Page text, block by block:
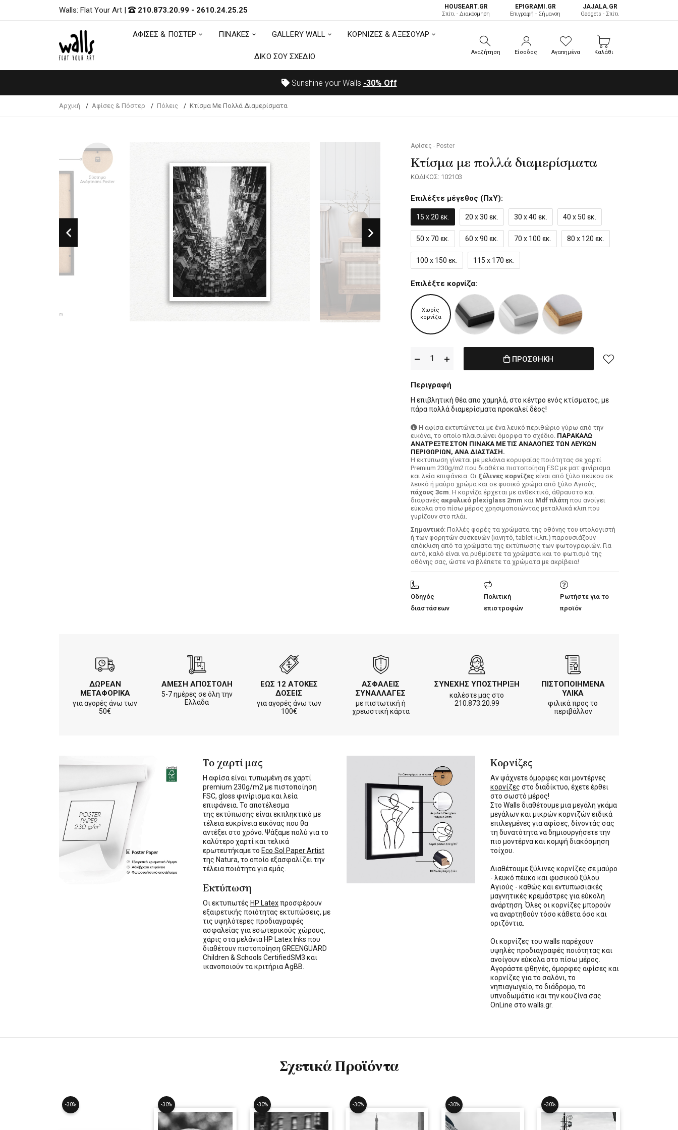
ΑΦΙΣΕΣ & ΠΟΣΤΕΡ ΠΙΝΑΚΕΣ
ΔΙΚΟ ΣΟΥ ΣΧΕΔΙΟ
Walls: Flat Your Art | 210.873.20.99 - 2610.24.25.25 HOUSEART.GR
Σπίτι - Διακόσμηση
ΕPIGRAMI.GR
Επιγραφή - Σήμανση
JAJALA.GR
Gadgets - Σπίτι
ΑΦΙΣΕΣ & ΠΟΣΤΕΡ ΠΙΝΑΚΕΣ GALLERY WALL ΚΟΡΝΙΖΕΣ & ΑΞΕΣΟΥΑΡ
ΔΙΚΟ ΣΟΥ ΣΧΕΔΙΟ Αναζήτηση Είσοδος Αγαπημένα Καλάθι
Sunshine your Walls -30% Off
Αρχική Αφίσες & Πόστερ Πόλεις Κτίσμα Με Πολλά Διαμερίσματα
Αφίσες - Poster
Κτίσμα με πολλά διαμερίσματα
ΚΩΔΙΚΟΣ: 102103
Επιλέξτε μέγεθος (ΠxΥ):
15 x 20 εκ. 20 x 30 εκ. 30 x 40 εκ. 40 x 50 εκ.
50 x 70 εκ. 60 x 90 εκ. 70 x 100 εκ. 80 x 120 εκ.
100 x 150 εκ. 115 x 170 εκ.
Επιλέξτε κορνίζα:
Χωρίς
κορνίζα
ΠΡΟΣΘΗΚΗ
Περιγραφή
Η επιβλητική θέα απο χαμηλά, στο κέντρο ενός κτίσματος, με
πάρα πολλά διαμερίσματα προκαλεί δέος!
Η αφίσα εκτυπώνεται με ένα λευκό περιθώριο γύρω από την
εικόνα, το οποίο πλαισιώνει όμορφα το σχέδιο. ΠΑΡΑΚΑΛΩ
ΑΝΑΤΡΕΞΤΕ ΣΤΟΝ ΠΙΝΑΚΑ ΜΕ ΤΙΣ ΑΝΑΛΟΓΙΕΣ ΤΩΝ ΛΕΥΚΩΝ
ΠΕΡΙΘΩΡΙΩΝ, ΑΝΑ ΔΙΑΣΤΑΣΗ.
H εκτύπωση γίνεται με μελάνια κορυφαίας ποιότητας σε χαρτί
Premium 230g/m2 που διαθέτει πιστοποίηση FSC με ματ φινίρισμα
και λεία επιφάνεια. Οι ξύλινες κορνίζες είναι από ξύλο πεύκου σε
λευκό ή μαύρο χρώμα και σε φυσικό χρώμα από ξύλο Αγιούς,
πάχους 3cm. Η κορνίζα έρχεται με ανθεκτικό, άθραυστο και
διαφανές ακρυλικό plexiglass 2mm και Mdf πλάτη που ανοίγει
εύκολα στο πίσω μέρος χρησιμοποιώντας μεταλλικά κλιπ που
γυρίζουν στο πλάι.
Σημαντικό: Πολλές φορές τα χρώματα της οθόνης του υπολογιστή
ή των φορητών συσκευών (κινητό, tablet κ.λπ.) παρουσιάζουν
απόκλιση από τα χρώματα της εκτύπωσης των φωτογραφιών. Για
αυτό, καλό είναι να ρυθμίσετε τα χρώματα και το φωτισμό της
οθόνης σας, ώστε να βλέπετε τα χρώματα με ακρίβεια!
Οδηγός
διαστάσεων
Πολιτική
επιστροφών
Ρωτήστε για το
προϊόν
ΔΩΡΕΑΝ
ΜΕΤΑΦΟΡΙΚΑ
για αγορές άνω των
50€
ΑΜΕΣΗ ΑΠΟΣΤΟΛΗ
5-7 ημέρες σε όλη την
Ελλάδα
ΕΩΣ 12 ΑΤΟΚΕΣ
ΔΟΣΕΙΣ
για αγορές άνω των
100€
ΑΣΦΑΛΕΙΣ
ΣΥΝΑΛΛΑΓΕΣ
με πιστωτική ή
χρεωστική κάρτα
ΣΥΝΕΧΗΣ ΥΠΟΣΤΗΡΙΞΗ
καλέστε μας στο
210.873.20.99
ΠΙΣΤΟΠΟΙΗΜΕΝΑ
ΥΛΙΚΑ
φιλικά προς το
περιβάλλον
Το χαρτί μας
Η αφίσα είναι τυπωμένη σε χαρτί
premium 230g/m2 με πιστοποίηση
FSC, gloss φινίρισμα και λεία
επιφάνεια. Το αποτέλεσμα
της εκτύπωσης είναι εκπληκτικό με
τέλεια ευκρίνεια εικόνας που θα
αντέξει στο χρόνο. Ψάξαμε πολύ για το
καλύτερο χαρτί και τελικά
ερωτευτήκαμε το Eco Sol Paper Artist
της Natura, το οποίο εξασφαλίζει την
τέλεια ποιότητα για εμάς.
Εκτύπωση
Οι εκτυπωτές HP Latexπροσφέρουν
εξαιρετικής ποιότητας εκτυπώσεις, με
τις υψηλότερες προδιαγραφές
ασφαλείας για εσωτερικούς χώρους,
χάρις στα μελάνια HP Latex Inks που
διαθέτουν πιστοποίηση GREENGUARD
Children & Schools CertifiedSM3 και
ικανοποιούν τα κριτήρια AgBB.
Κορνίζες
Αν ψάχνετε όμορφες και μοντέρνες
κορνίζες στο διαδίκτυο, έχετε έρθει
στο σωστό μέρος!
Στο Walls διαθέτουμε μια μεγάλη γκάμα
μεγάλων και μικρών κορνιζών ειδικά
επιλεγμένες για αφίσες, δίνοντάς σας
τη δυνατότητα να δημιουργήσετε την
πιο μοντέρνα και κομψή διακόσμηση
τοίχου.
Διαθέτουμε ξύλινες κορνίζες σε μαύρο
- λευκό πέυκο και φυσικού ξύλου
Αγιούς - καθώς και εντυπωσιακές
μαγνητικές κρεμάστρες για εύκολη
ανάρτηση. Όλες οι κορνίζες μπορούν
να αναρτηθούν τόσο κάθετα όσο και
οριζόντια.
Οι κορνίζες του walls παρέχουν
υψηλές προδιαγραφές ποιότητας και
ανοίγουν εύκολα στο πίσω μέρος.
Αγοράστε φθηνές, όμορφες αφίσες και
κορνίζες για το σαλόνι, το
νηπιαγωγείο, το διάδρομο, το
υπνοδωμάτιο και την κουζίνα σας
OnLine στο walls.gr.
Σχετικά Προϊόντα
-30% -30% -30% -30% -30% -30%